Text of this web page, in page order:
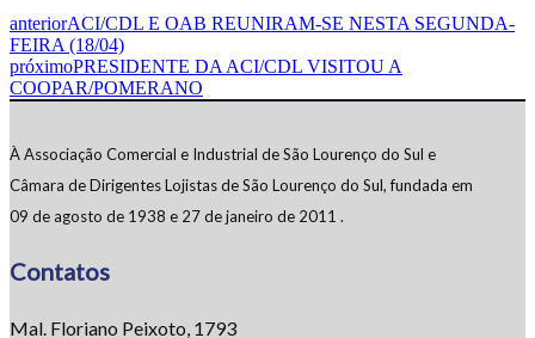
anteriorACI/CDL E OAB REUNIRAM-SE NESTA SEGUNDA-
FEIRA (18/04)
próximoPRESIDENTE DA ACI/CDL VISITOU A
COOPAR/POMERANO
À Associação Comercial e Industrial de São Lourenço do Sul e
Câmara de Dirigentes Lojistas de São Lourenço do Sul, fundada em
09 de agosto de 1938 e 27 de janeiro de 2011 .
Contatos
Mal. Floriano Peixoto, 1793